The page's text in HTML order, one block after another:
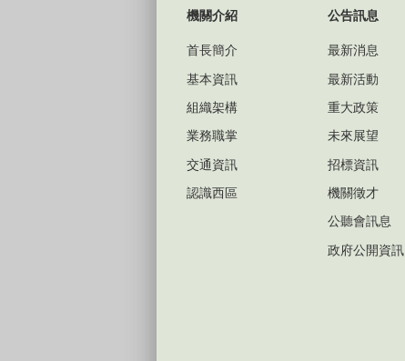
機關介紹
首長簡介
基本資訊
組織架構
業務職掌
交通資訊
認識西區
公告訊息
最新消息
最新活動
重大政策
未來展望
招標資訊
機關徵才
公聽會訊息
政府公開資訊